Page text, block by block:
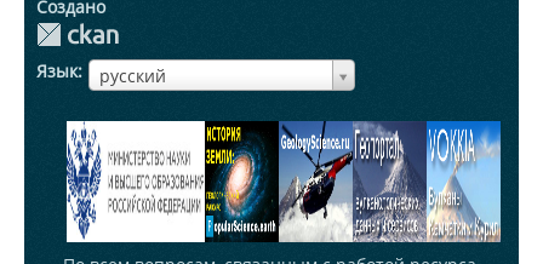
Создано
Язык русский
ЯзыкЯзык